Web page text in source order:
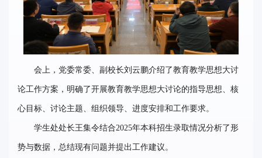
会上，党委常委、副校长刘云鹏介绍了教育教学思想大讨
论工作方案，明确了开展教育教学思想大讨论的指导思想、核
心目标、讨论主题、组织领导、进度安排和工作要求。
学生处处长王集令结合2025年本科招生录取情况分析了形
势与数据，总结现有问题并提出工作建议。